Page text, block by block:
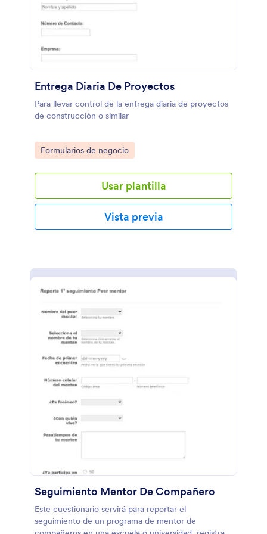
Entrega Diaria De Proyectos
Para llevar control de la entrega diaria de proyectos
de construcción o similar
Go to Category:
Formularios de negocio
Usar plantilla
Vista previa
Seguimiento Mentor De Compañero
Este cuestionario servirá para reportar el
seguimiento de un programa de mentor de